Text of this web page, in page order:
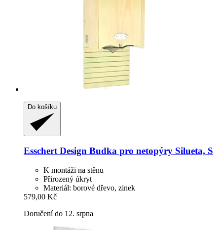
Do košíku
Esschert Design Budka pro netopýry Silueta, S
K montáži na stěnu
Přirozený úkryt
Materiál: borové dřevo, zinek
579,00 Kč
Doručení do 12. srpna